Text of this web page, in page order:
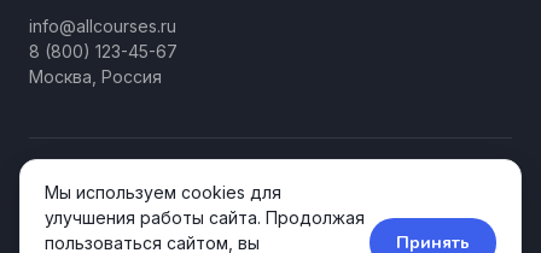
info@allcourses.ru
8 (800) 123-45-67
Москва, Россия
КонфиденциальностьСоглашение
Мы используем cookies для
улучшения работы сайта. Продолжая
пользоваться сайтом, вы
Принять